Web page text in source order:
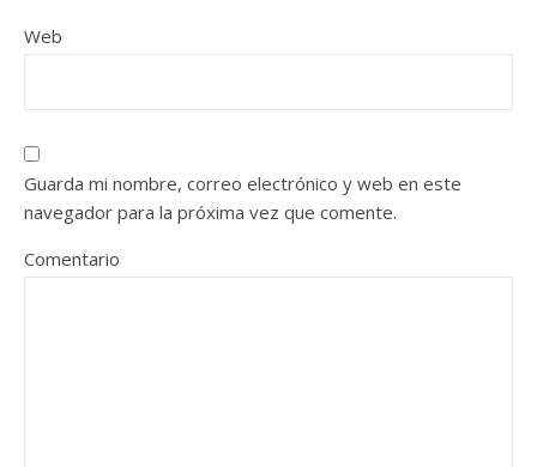
Web
Guarda mi nombre, correo electrónico y web en este
navegador para la próxima vez que comente.
Comentario